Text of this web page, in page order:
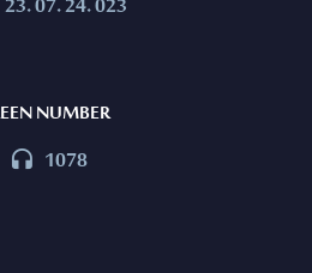
NUMBER

 1078
23. 07. 24. 023